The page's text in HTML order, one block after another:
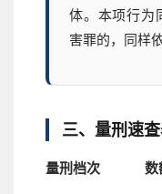
体。本项行为
害罪的，同样
三、量刑速
量刑档次 数